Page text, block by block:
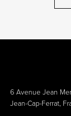
6 Avenue Jean
Jean-Cap-Ferrat,